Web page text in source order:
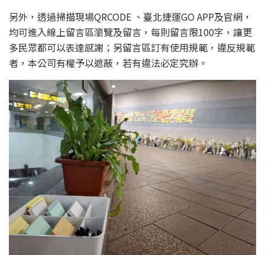
另外，透過掃描現場QRCODE 、臺北捷運GO APP及官網，
均可進入線上留言區瀏覽及留言，每則留言限100字，讓更
多民眾都可以表達感謝；另留言區訂有使用規範，違反規範
者，本公司有權予以遮蔽，若有違法必定究辦。